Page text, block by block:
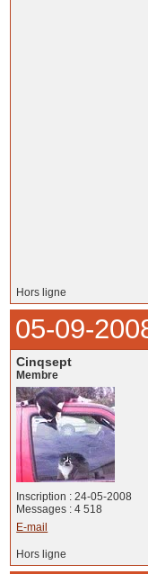
Hors ligne
05-09-
Cinqsept
Membre
Inscription : 24-05-2008
Messages : 4 518
E-mail
Hors ligne